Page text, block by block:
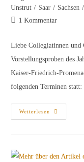
Unstrut / Saar / Sachsen /
Beitrags-
1 Kommentar
Liebe Collegiatinnen und
Vorstellungsproben des
Kaiser-Friedrich-
folgenden Terminen
Weiterlesen
Einladung
Zu
2021